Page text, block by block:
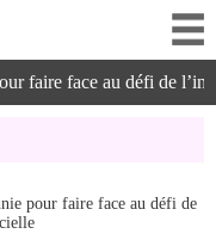
faire face au défi de
pour faire face au défi de